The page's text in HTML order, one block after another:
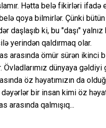
Hətta belə fikirləri
qoya bilmirlər. Çünki
daşlaşıb ki, bu "daşı"
yerindən qaldırmaq olar.
arasında ömür sürən ikinci
Övladlarımız dünyaya gəldiyi
öz həyatımızın da
bir insan kimi öz
arasında qalmışıq...